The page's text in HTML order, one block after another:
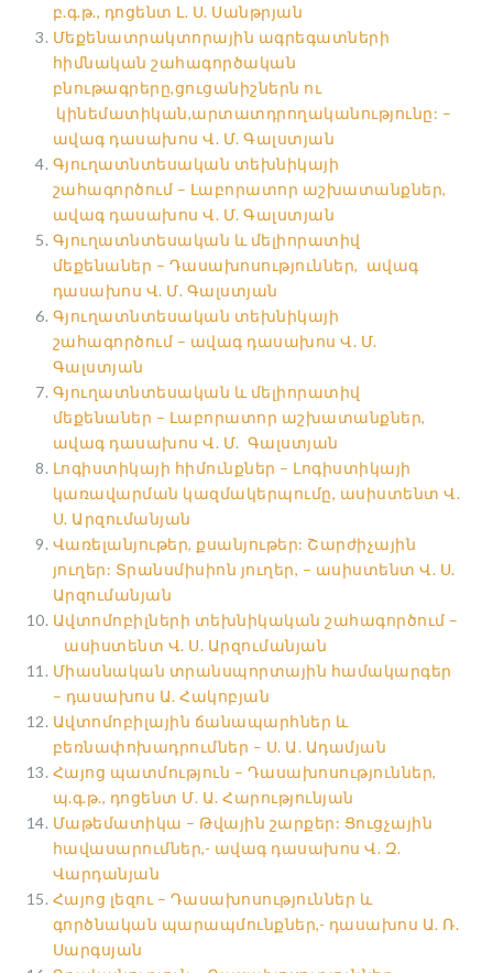
բ.գ.թ., դոցենտ Լ. Ս. Սանթրյան
Մեքենատրակտորային ագրեգատների
հիմնական շահագործական
բնութագրերը,ցուցանիշներն ու
կինեմատիկան,արտատդրողականությունը: –
ավագ դասախոս Վ. Մ. Գալստյան
Գյուղատնտեսական տեխնիկայի
շահագործում – Լաբորատոր աշխատանքներ,
ավագ դասախոս Վ. Մ. Գալստյան
Գյուղատնտեսական և մելիորատիվ
մեքենաներ – Դասախոսություններ, ավագ
դասախոս Վ. Մ. Գալստյան
Գյուղատնտեսական տեխնիկայի
շահագործում – ավագ դասախոս Վ. Մ.
Գալստյան
Գյուղատնտեսական և մելիորատիվ
մեքենաներ – Լաբորատոր աշխատանքներ,
ավագ դասախոս Վ. Մ. Գալստյան
Լոգիստիկայի հիմունքներ – Լոգիստիկայի
կառավարման կազմակերպումը, ասիստենտ Վ.
Ս. Արզումանյան
Վառելանյութեր, քսանյութեր: Շարժիչային
յուղեր: Տրանսմիսիոն յուղեր, – ասիստենտ Վ. Ս.
Արզումանյան
Ավտոմոբիլների տեխնիկական շահագործում –
ասիստենտ Վ. Ս. Արզումանյան
Միասնական տրանսպորտային համակարգեր
– դասախոս Ա. Հակոբյան
Ավտոմոբիլային ճանապարհներ և
բեռնափոխադրումներ – Ս. Ա. Ադամյան
Հայոց պատմություն – Դասախոսություններ,
պ.գ.թ., դոցենտ Մ. Ա. Հարությունյան
Մաթեմատիկա – Թվային շարքեր: Ցուցչային
հավասարումներ,- ավագ դասախոս Վ. Զ.
Վարդանյան
Հայոց լեզու – Դասախոսություններ և
գործնական պարապմունքներ,- դասախոս Ա. Ռ.
Սարգսյան